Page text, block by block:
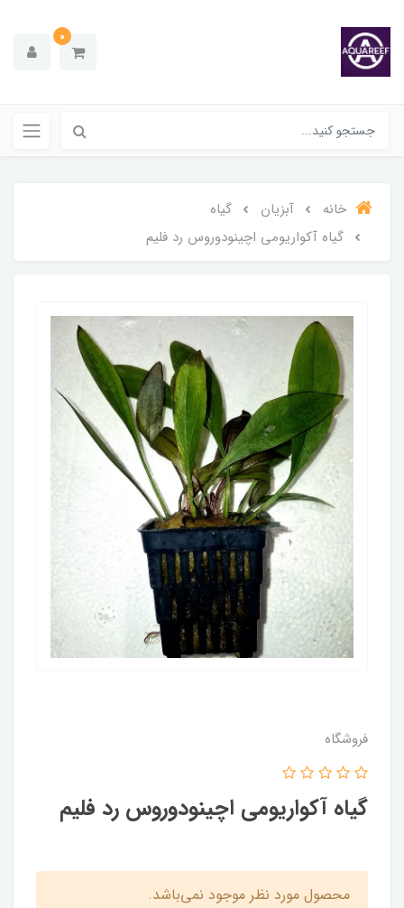
0
خانه آبزیان
گیاه
گیاه آکواریومی اچینودوروس رد فلیم
فروشگاه
گیاه آکواریومی اچینودوروس رد فلیم
محصول مورد نظر موجود نمی‌باشد.